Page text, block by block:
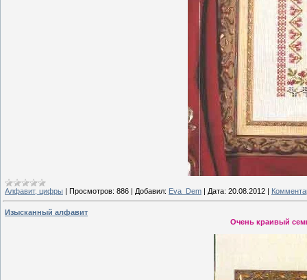
Алфавит, цифры | Просмотров: 886 | Добавил: Eva_Dem | Дата: 20.08.2012 |
Изысканный алфавит
Очень краивый